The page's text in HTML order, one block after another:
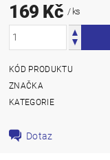
169 Kč / ks
KÓD PRODUKTU
ZNAČKA
KATEGORIE
Dotaz